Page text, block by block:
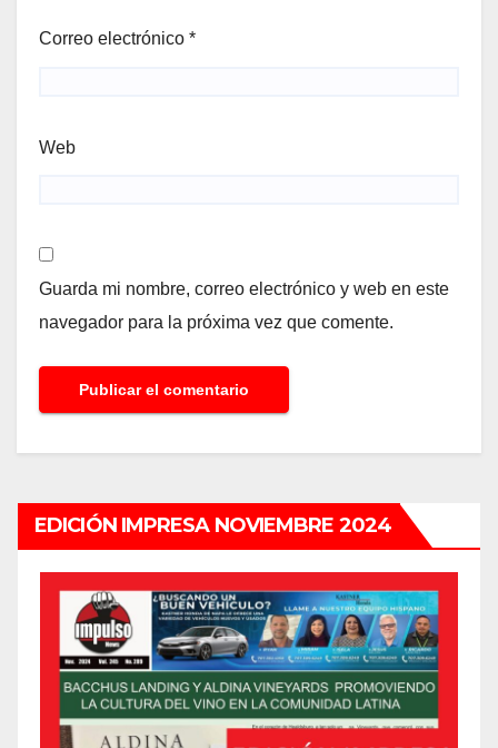
Correo electrónico *
Web
Guarda mi nombre, correo electrónico y web en este
navegador para la próxima vez que comente.
EDICIÓN IMPRESA NOVIEMBRE 2024